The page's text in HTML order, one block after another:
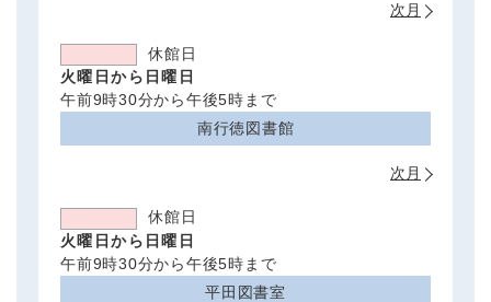
次月
休館日
火曜日から日曜日
午前9時30分から午後5時まで
南行徳図書館
次月
休館日
火曜日から日曜日
午前9時30分から午後5時まで
平田図書室